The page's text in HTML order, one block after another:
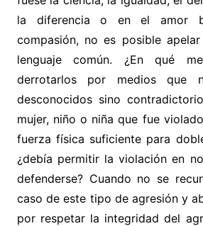
la diferencia o en el amor
compasión, no es posible
lenguaje común. ¿En qué
derrotarlos por medios que
desconocidos sino
mujer, niño o niña que fue
fuerza física suficiente para
¿debía permitir la violación en
defenderse? Cuando no se
caso de este tipo de agresión y
por respetar la integridad del